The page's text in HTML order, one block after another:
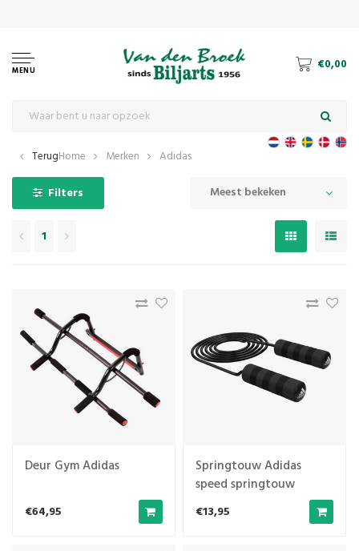
MENU €0,00
TerugHome Merken Adidas
Filters Meest bekeken
1
Deur Gym Adidas
€64,95
Springtouw Adidas
speed springtouw
€13,95